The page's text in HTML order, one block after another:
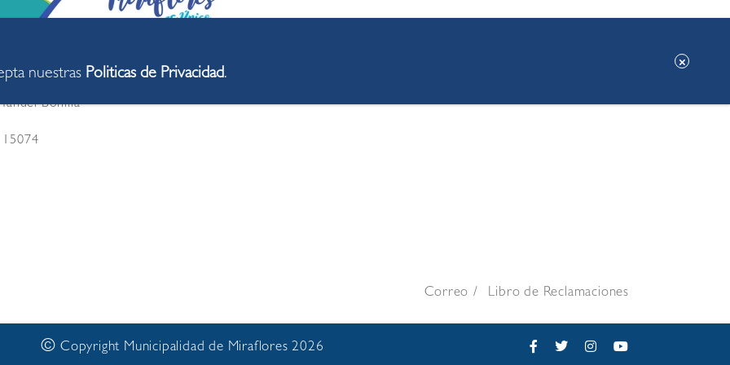
Bonilla
Correo Libro de Reclamaciones
© Copyright Municipalidad de Miraflores 2026
nuestras Politicas de Privacidad.